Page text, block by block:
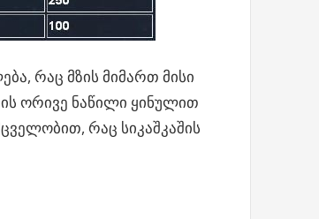
რაც მზის მიმართ მისი
ორივე ნაწილი ყინულით
რაც სიკაშკაშის